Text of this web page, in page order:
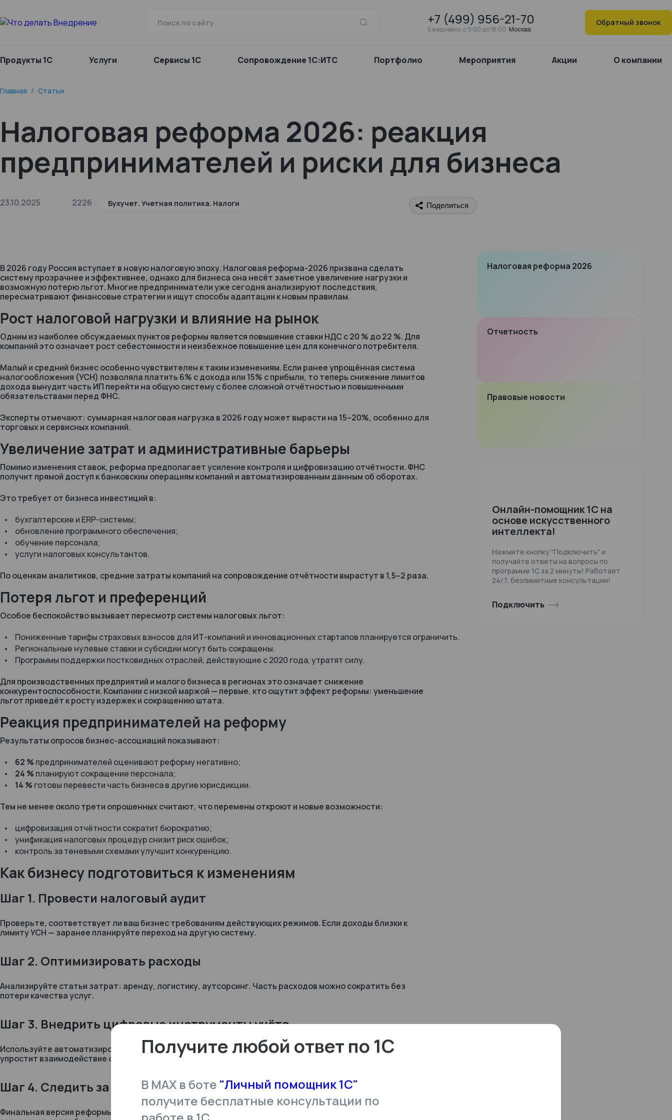
+7 (499) 956-21-70
Ежедневно, c 9:00 до 18:00 Москва
Обратный звонок
Продукты 1С Услуги Сервисы 1С Сопровождение 1С:ИТС Портфолио Мероприятия Акции О компании
Главная / Статьи
Налоговая реформа 2026: реакция
предпринимателей и риски для бизнеса
23.10.2025 2226 Бухучет. Учетная политика. Налоги Поделиться
В 2026 году Россия вступает в новую налоговую эпоху. Налоговая реформа-2026 призвана сделать
систему прозрачнее и эффективнее, однако для бизнеса она несёт заметное увеличение нагрузки и
возможную потерю льгот. Многие предприниматели уже сегодня анализируют последствия,
пересматривают финансовые стратегии и ищут способы адаптации к новым правилам.
Рост налоговой нагрузки и влияние на рынок
Одним из наиболее обсуждаемых пунктов реформы является повышение ставки НДС с 20 % до 22 %. Для
компаний это означает рост себестоимости и неизбежное повышение цен для конечного потребителя.
Малый и средний бизнес особенно чувствителен к таким изменениям. Если ранее упрощённая система
налогообложения (УСН) позволяла платить 6% с дохода или 15% с прибыли, то теперь снижение лимитов
дохода вынудит часть ИП перейти на общую систему с более сложной отчётностью и повышенными
обязательствами перед ФНС.
Эксперты отмечают: суммарная налоговая нагрузка в 2026 году может вырасти на 15–20%, особенно для
торговых и сервисных компаний.
Увеличение затрат и административные барьеры
Помимо изменения ставок, реформа предполагает усиление контроля и цифровизацию отчётности. ФНС
получит прямой доступ к банковским операциям компаний и автоматизированным данным об оборотах.
Это требует от бизнеса инвестиций в:
бухгалтерские и ERP-системы;
обновление программного обеспечения;
обучение персонала;
услуги налоговых консультантов.
По оценкам аналитиков, средние затраты компаний на сопровождение отчётности вырастут в 1,5–2 раза.
Потеря льгот и преференций
Особое беспокойство вызывает пересмотр системы налоговых льгот:
Пониженные тарифы страховых взносов для ИТ-компаний и инновационных стартапов планируется ограничить.
Региональные нулевые ставки и субсидии могут быть сокращены.
Программы поддержки постковидных отраслей, действующие с 2020 года, утратят силу.
Для производственных предприятий и малого бизнеса в регионах это означает снижение
конкурентоспособности. Компании с низкой маржой — первые, кто ощутит эффект реформы: уменьшение
льгот приведёт к росту издержек и сокращению штата.
Реакция предпринимателей на реформу
Результаты опросов бизнес-ассоциаций показывают:
62 % предпринимателей оценивают реформу негативно;
24 % планируют сокращение персонала;
14 % готовы перевести часть бизнеса в другие юрисдикции.
Тем не менее около трети опрошенных считают, что перемены откроют и новые возможности:
цифровизация отчётности сократит бюрократию;
унификация налоговых процедур снизит риск ошибок;
контроль за теневыми схемами улучшит конкуренцию.
Как бизнесу подготовиться к изменениям
Шаг 1. Провести налоговый аудит
Проверьте, соответствует ли ваш бизнес требованиям действующих режимов. Если доходы близки к
лимиту УСН — заранее планируйте переход на другую систему.
Шаг 2. Оптимизировать расходы
Анализируйте статьи затрат: аренду, логистику, аутсорсинг. Часть расходов можно сократить без
потери качества услуг.
Шаг 3. Внедрить цифровые инструменты учёта
Используйте автоматизированные решения для налоговой отчётности. Это позволит избежать ошибок и
упростит взаимодействие с ФНС.
Шаг 4. Следить за законопроектом № 1026190-8
Финальная версия реформы всё ещё обсуждается. Но готовиться стоит заранее — иначе адаптация в 2026
Налоговая реформа 2026
Отчетность
Правовые новости
Онлайн-помощник 1С на
основе искусственного
интеллекта!
Нажмите кнопку "Подключить" и
получайте ответы на вопросы по
программе 1С за 2 минуты! Работает
24/7, безлимитные консультации!
Подключить
Получите любой ответ по 1С
В MAX в боте "Личный помощник 1С"
получите бесплатные консультации по